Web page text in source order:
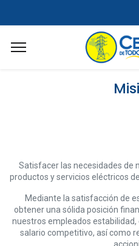
Satisfacer las necesidades de
productos y servicios eléctricos
Mediante la satisfacción de
obtener una sólida posición
nuestros empleados
salario competitivo, así como